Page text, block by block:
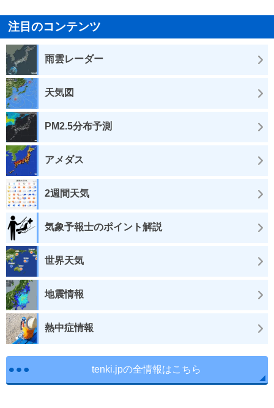
注目のコンテンツ
雨雲レーダー
天気図
PM2.5分布予測
アメダス
2週間天気
気象予報士のポイント解説
世界天気
地震情報
熱中症情報
tenki.jpの全情報はこちら